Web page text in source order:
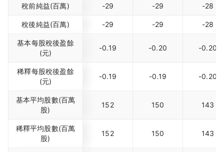
稅前純益(百萬) -29 -29 -28
稅後純益(百萬) -29 -29 -28
基本每股稅後盈餘
(元)
-0.19 -0.20 -0.20
稀釋每股稅後盈餘
(元)
-0.19 -0.19 -0.20
基本平均股數(百萬
股)
152 150 143
稀釋平均股數(百萬
股)
152 150 143